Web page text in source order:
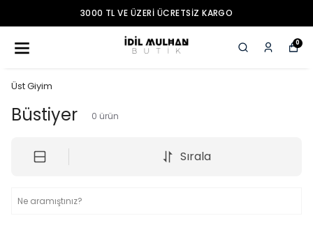
3000 TL VE ÜZERI ÜCRETSIZ KARGO
0
Üst Giyim
Büstiyer 0 ürün
Sırala